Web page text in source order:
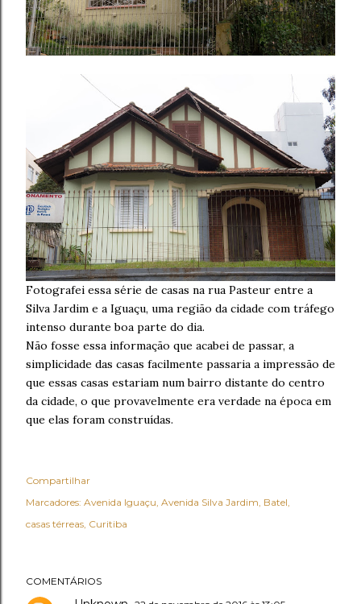
Fotografei essa série de casas na rua Pasteur entre a
Silva Jardim e a Iguaçu, uma região da cidade com tráfego
intenso durante boa parte do dia.
Não fosse essa informação que acabei de passar, a
simplicidade das casas facilmente passaria a impressão de
que essas casas estariam num bairro distante do centro
da cidade, o que provavelmente era verdade na época em
que elas foram construídas.
Compartilhar
Marcadores: Avenida Iguaçu Avenida Silva Jardim Batel
casas térreas Curitiba
COMENTÁRIOS